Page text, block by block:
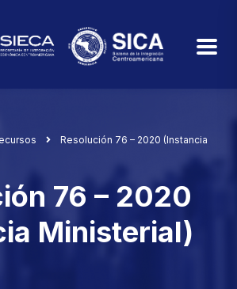
Resolución 76 – 2020 (Instancia
76 – 2020
Ministerial)